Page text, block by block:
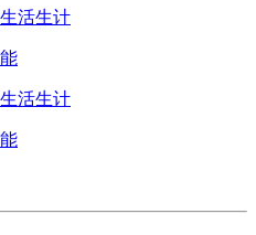
活生计
活生计